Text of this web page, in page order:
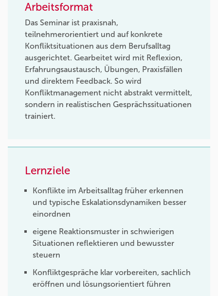
Arbeitsformat
Das Seminar ist praxisnah,
teilnehmerorientiert und auf konkrete
Konfliktsituationen aus dem Berufsalltag
ausgerichtet. Gearbeitet wird mit Reflexion,
Erfahrungsaustausch, Übungen, Praxisfällen
und direktem Feedback. So wird
Konfliktmanagement nicht abstrakt vermittelt,
sondern in realistischen Gesprächssituationen
trainiert.
Lernziele
Konflikte im Arbeitsalltag früher erkennen
und typische Eskalationsdynamiken besser
einordnen
eigene Reaktionsmuster in schwierigen
Situationen reflektieren und bewusster
steuern
Konfliktgespräche klar vorbereiten, sachlich
eröffnen und lösungsorientiert führen